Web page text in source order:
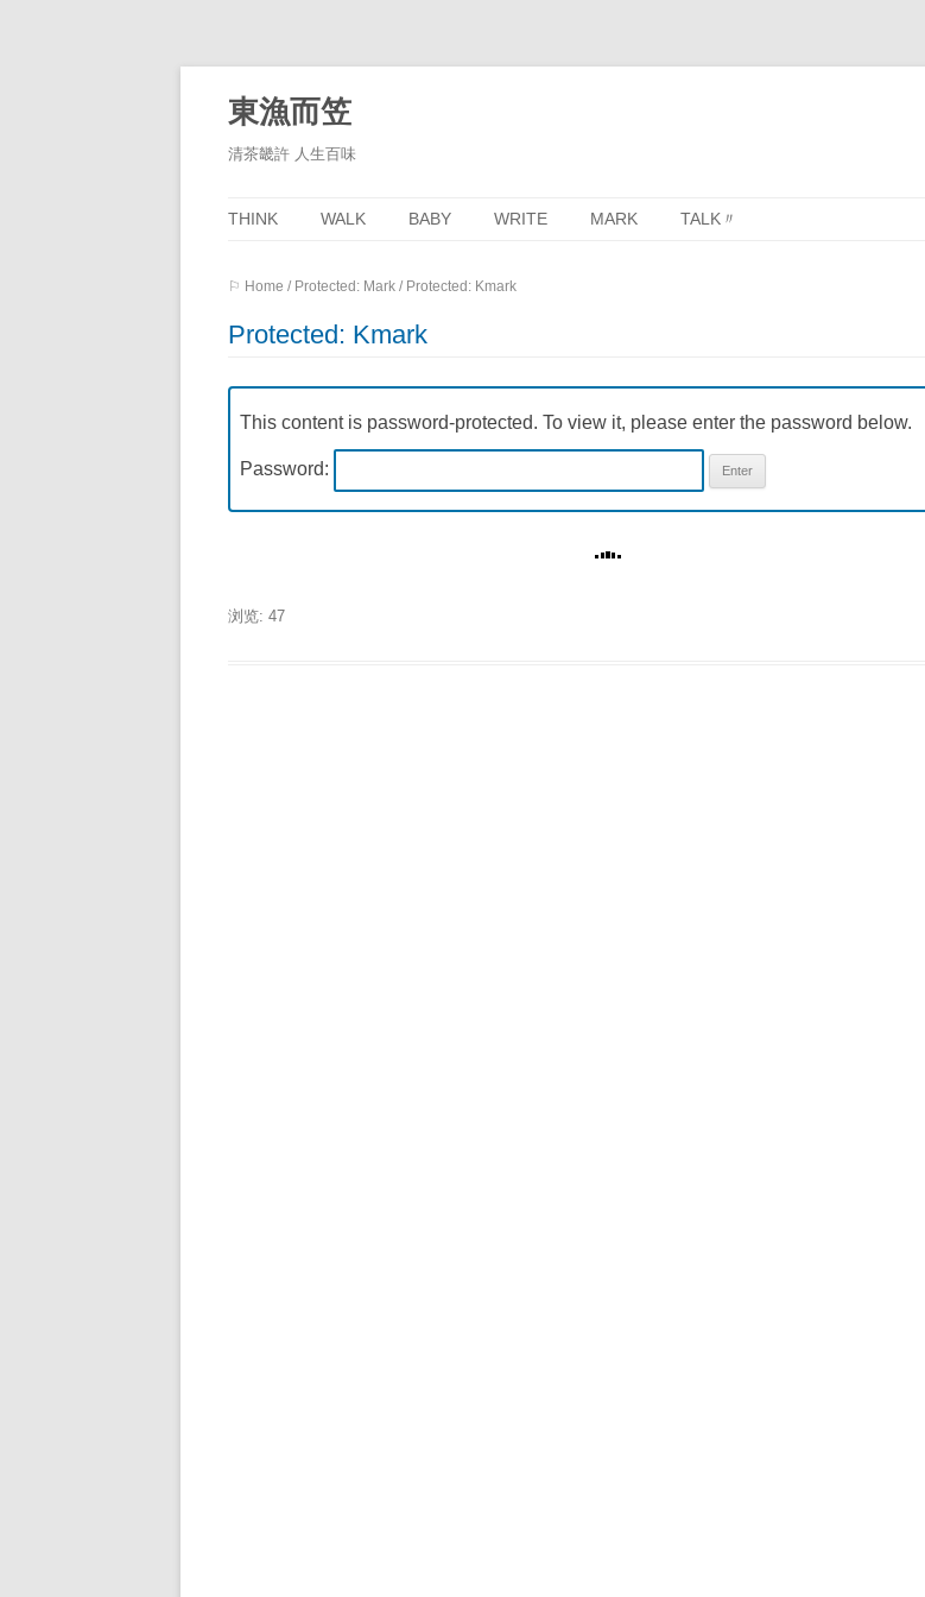
東漁而笠
清茶畿許 人生百味
THINK WALK BABY WRITE MARK TALK〃
⚐ Home / Protected: Mark / Protected: Kmark
Protected: Kmark
This content is password-protected. To view it, please enter the password below.
Password:
浏览: 47